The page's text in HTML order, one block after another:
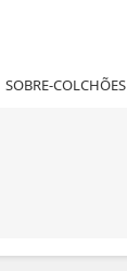
SOBRE-COLCHÕES